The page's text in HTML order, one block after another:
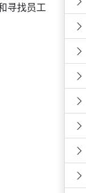
寻找员工